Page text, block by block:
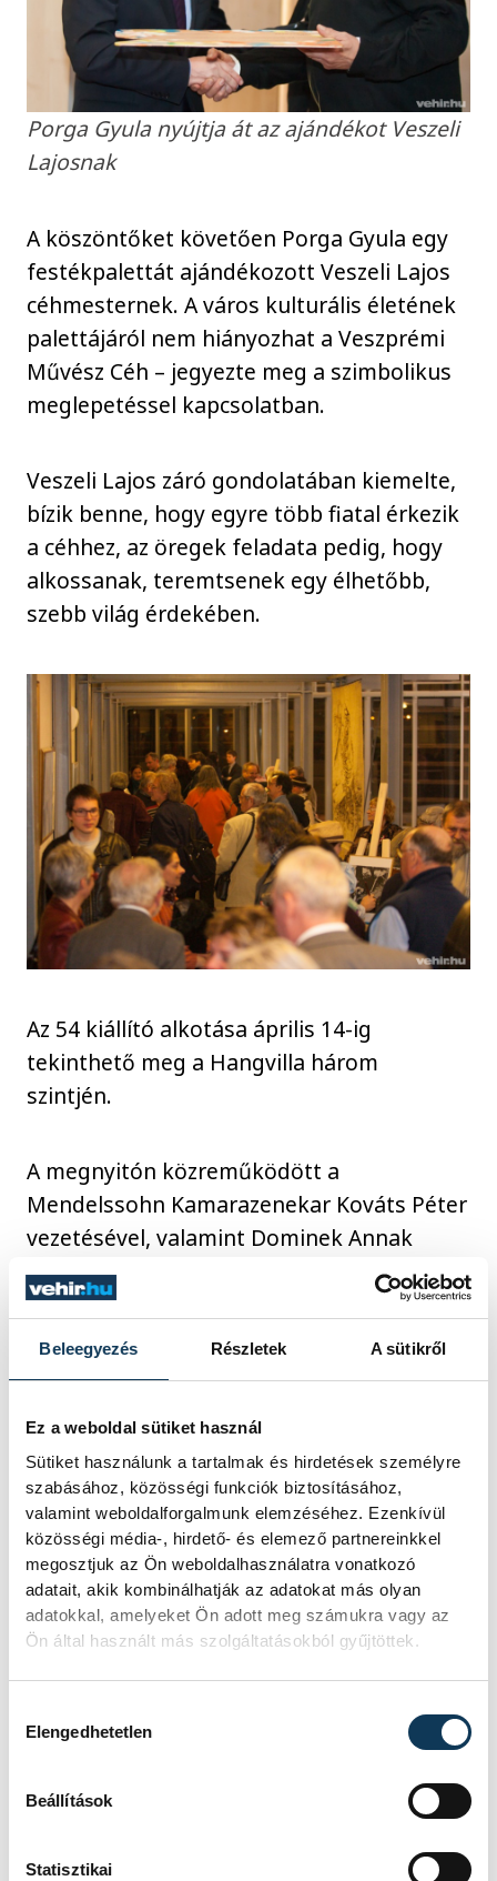
Beleegyezés Részletek A sütikről
Ez a weboldal sütiket használ
Sütiket használunk a tartalmak és hirdetések személyre
szabásához, közösségi funkciók biztosításához,
valamint weboldalforgalmunk elemzéséhez. Ezenkívül
közösségi média-, hirdető- és elemező partnereinkkel
megosztjuk az Ön weboldalhasználatra vonatkozó
adatait, akik kombinálhatják az adatokat más olyan
adatokkal, amelyeket Ön adott meg számukra vagy az
Ön által használt más szolgáltatásokból gyűjtöttek.
Elengedhetetlen
Beállítások
Statisztikai
Porga Gyula nyújtja át az ajándékot Veszeli
Lajosnak
A köszöntőket követően Porga Gyula egy
festékpalettát ajándékozott Veszeli Lajos
céhmesternek. A város kulturális életének
palettájáról nem hiányozhat a Veszprémi
Művész Céh – jegyezte meg a szimbolikus
meglepetéssel kapcsolatban.
Veszeli Lajos záró gondolatában kiemelte,
bízik benne, hogy egyre több fiatal érkezik
a céhhez, az öregek feladata pedig, hogy
alkossanak, teremtsenek egy élhetőbb,
szebb világ érdekében.
Az 54 kiállító alkotása április 14-ig
tekinthető meg a Hangvilla három
szintjén.
A megnyitón közreműködött a
Mendelssohn Kamarazenekar Kováts Péter
vezetésével, valamint Dominek Annak
színművész.